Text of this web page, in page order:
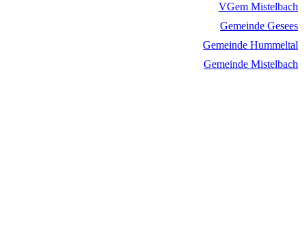
VGem Mistelbach
Gemeinde Gesees
Gemeinde Hummeltal
Gemeinde Mistelbach